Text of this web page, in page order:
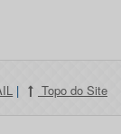
| Topo do Site